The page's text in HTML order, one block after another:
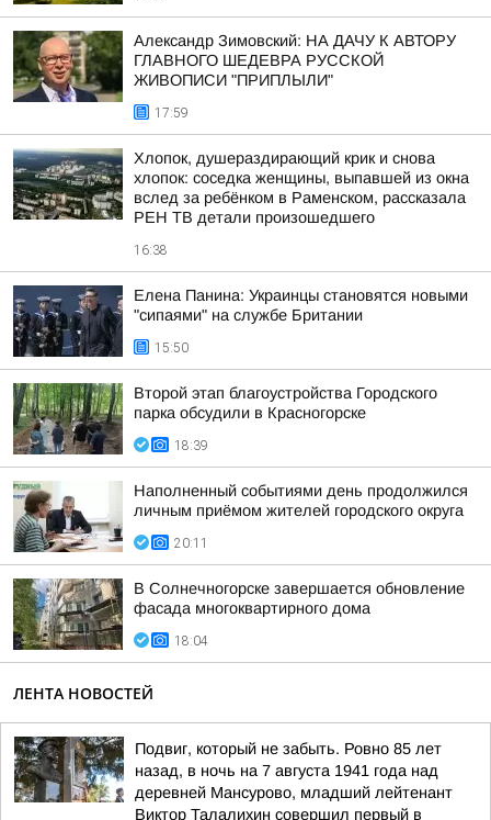
Александр Зимовский: НА ДАЧУ К АВТОРУ
ГЛАВНОГО ШЕДЕВРА РУССКОЙ
ЖИВОПИСИ "ПРИПЛЫЛИ"
17:59
Хлопок, душераздирающий крик и снова
хлопок: соседка женщины, выпавшей из окна
вслед за ребёнком в Раменском, рассказала
РЕН ТВ детали произошедшего
16:38
Елена Панина: Украинцы становятся новыми
"сипаями" на службе Британии
15:50
Второй этап благоустройства Городского
парка обсудили в Красногорске
18:39
Наполненный событиями день продолжился
личным приёмом жителей городского округа
20:11
В Солнечногорске завершается обновление
фасада многоквартирного дома
18:04
ЛЕНТА НОВОСТЕЙ
Подвиг, который не забыть. Ровно 85 лет
назад, в ночь на 7 августа 1941 года над
деревней Мансурово, младший лейтенант
Виктор Талалихин совершил первый в